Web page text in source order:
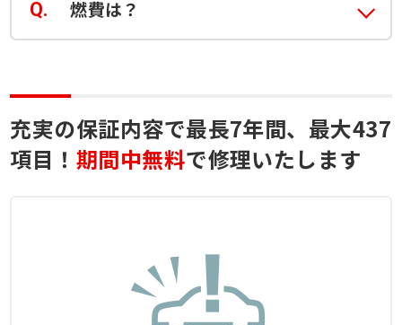
燃費は？
充実の保証内容で最長7年間、最大437
項目！ 期間中無料で修理いたします